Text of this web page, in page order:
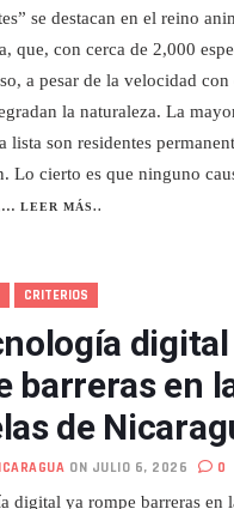
se destacan en el reino
que, con cerca de 2,000
a pesar de la velocidad con
la naturaleza. La
lista son residentes
Lo cierto es que ninguno
LEER MÁS..
CRITERIOS
digital
barreras en
de
ON JULIO 6, 2026 0
digital ya rompe barreras en